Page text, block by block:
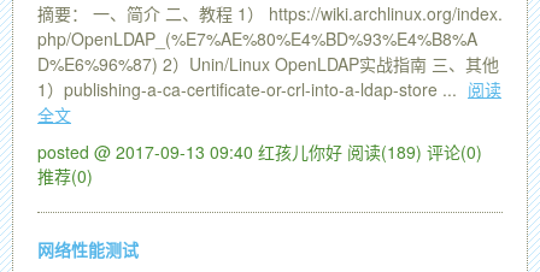
摘要： 一、简介 二、教程 1） https://wiki.archlinux.org/index.
php/OpenLDAP_(%E7%AE%80%E4%BD%93%E4%B8%A
D%E6%96%87) 2）Unin/Linux OpenLDAP实战指南 三、其他
1）publishing-a-ca-certificate-or-crl-into-a-ldap-store ... 阅读
全文
posted @ 2017-09-13 09:40 红孩儿你好 阅读(189) 评论(0)
推荐(0)
网络性能测试